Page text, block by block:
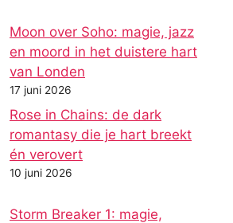
Moon over Soho: magie, jazz
en moord in het duistere hart
van Londen
17 juni 2026
Rose in Chains: de dark
romantasy die je hart breekt
én verovert
10 juni 2026
Storm Breaker 1: magie,